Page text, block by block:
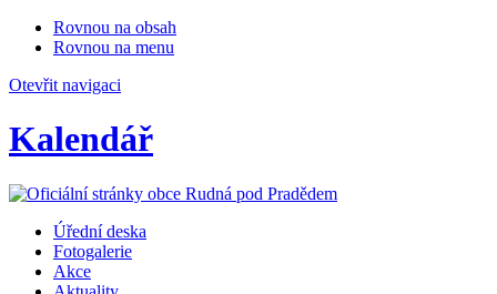
Rovnou na obsah
Rovnou na menu
Otevřit navigaci
Kalendář
Úřední deska
Fotogalerie
Akce